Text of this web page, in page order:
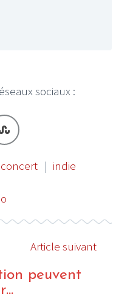
sociaux :
concert | indie
Article suivant
peuvent